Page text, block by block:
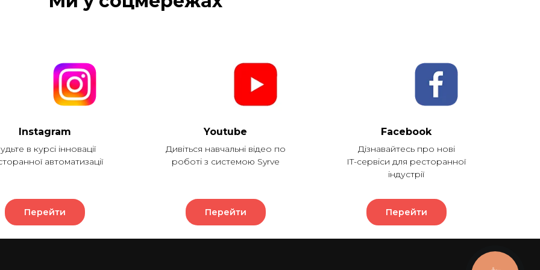
Instagram
в курсі інновації
автоматизації
Перейти
Youtube
Дивіться навчальні відео по
роботі з системою Syrve
Перейти
Facebook
Дізнавайтесь про нові
IT-сервіси для ресторанної
індустрії
Перейти